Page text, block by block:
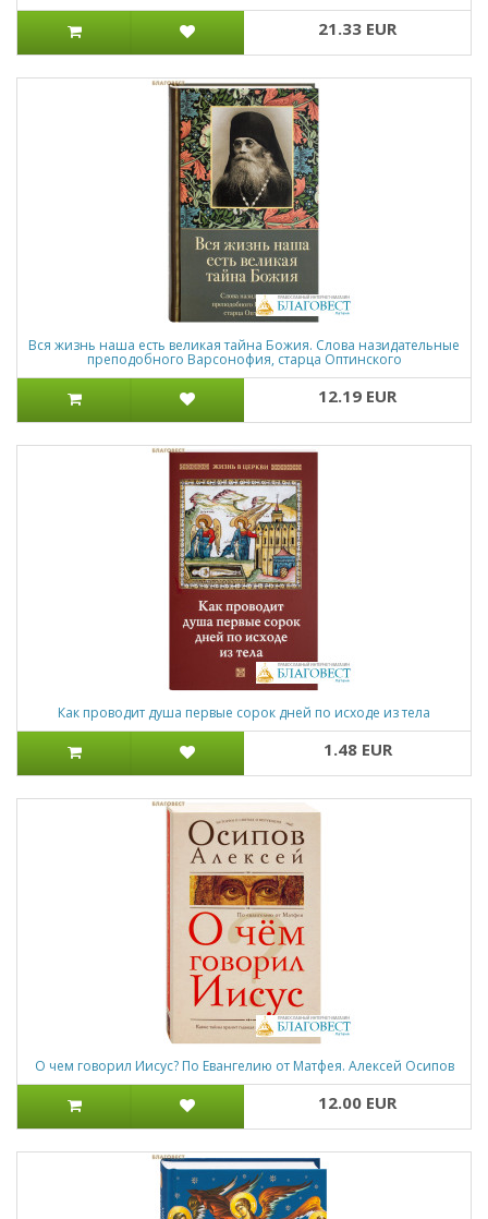
21.33 EUR
Вся жизнь наша есть великая тайна Божия. Слова назидательные
преподобного Варсонофия, старца Оптинского
12.19 EUR
Как проводит душа первые сорок дней по исходе из тела
1.48 EUR
О чем говорил Иисус? По Евангелию от Матфея. Алексей Осипов
12.00 EUR